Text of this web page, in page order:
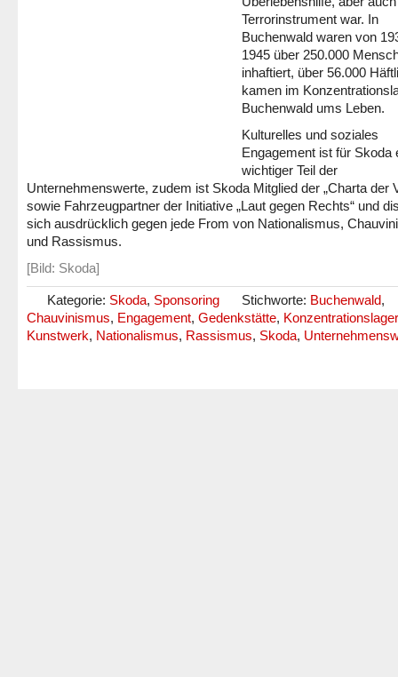
Terrorinstrument war. In
Buchenwald waren von
1945 über 250.000
inhaftiert, über 56.000
kamen im
Buchenwald ums Leben.
Kulturelles und soziales
Engagement ist für Skoda
wichtiger Teil der
Unternehmenswerte, zudem ist Skoda Mitglied der „Charta der
sowie Fahrzeugpartner der Initiative „Laut gegen Rechts“ und
sich ausdrücklich gegen jede From von Nationalismus,
und Rassismus.
[Bild: Skoda]
Kategorie: Skoda, Sponsoring Stichworte: Buchenwald,
Chauvinismus, Engagement, Gedenkstätte, Konzentrationslager
Kunstwerk, Nationalismus, Rassismus, Skoda,